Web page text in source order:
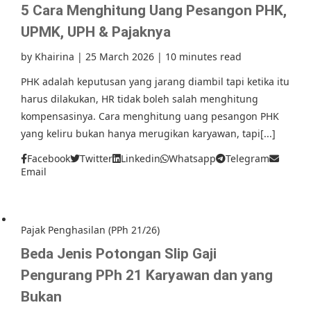
5 Cara Menghitung Uang Pesangon PHK,
UPMK, UPH & Pajaknya
by Khairina | 25 March 2026 | 10 minutes read
PHK adalah keputusan yang jarang diambil tapi ketika itu
harus dilakukan, HR tidak boleh salah menghitung
kompensasinya. Cara menghitung uang pesangon PHK
yang keliru bukan hanya merugikan karyawan, tapi[...]
Facebook
Twitter Linkedin Whatsapp
Telegram
Email
Pajak Penghasilan (PPh 21/26)
Beda Jenis Potongan Slip Gaji
Pengurang PPh 21 Karyawan dan yang
Bukan